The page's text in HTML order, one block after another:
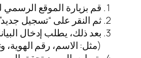
قم بزيارة الموقع الرسمي
ثم النقر على “تسجيل
بعد ذلك، يطلب إدخال
(مثل: الاسم، رقم الهوية،